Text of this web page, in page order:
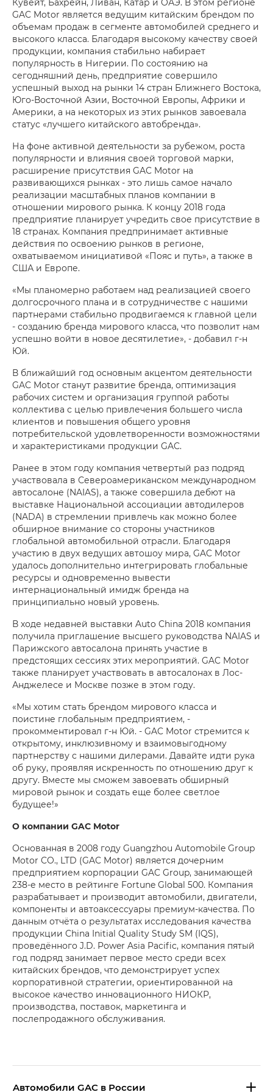
GAC Motor является ведущим китайским брендом по
объемам продаж в сегменте автомобилей среднего и
высокого класса. Благодаря высокому качеству своей
продукции, компания стабильно набирает
популярность в Нигерии. По состоянию на
сегодняшний день, предприятие совершило
успешный выход на рынки 14 стран Ближнего Востока,
Юго-Восточной Азии, Восточной Европы, Африки и
Америки, а на некоторых из этих рынков завоевала
статус «лучшего китайского автобренда».
На фоне активной деятельности за рубежом, роста
популярности и влияния своей торговой марки,
расширение присутствия GAC Motor на
развивающихся рынках - это лишь самое начало
реализации масштабных планов компании в
отношении мирового рынка. К концу 2018 года
предприятие планирует учредить свое присутствие в
18 странах. Компания предпринимает активные
действия по освоению рынков в регионе,
охватываемом инициативой «Пояс и путь», а также в
США и Европе.
«Мы планомерно работаем над реализацией своего
долгосрочного плана и в сотрудничестве с нашими
партнерами стабильно продвигаемся к главной цели
- созданию бренда мирового класса, что позволит нам
успешно войти в новое десятилетие», - добавил г-н
Юй.
В ближайший год основным акцентом деятельности
GAC Motor станут развитие бренда, оптимизация
рабочих систем и организация группой работы
коллектива с целью привлечения большего числа
клиентов и повышения общего уровня
потребительской удовлетворенности возможностями
и характеристиками продукции GAC.
Ранее в этом году компания четвертый раз подряд
участвовала в Североамериканском международном
автосалоне (NAIAS), а также совершила дебют на
выставке Национальной ассоциации автодилеров
(NADA) в стремлении привлечь как можно более
обширное внимание со стороны участников
глобальной автомобильной отрасли. Благодаря
участию в двух ведущих автошоу мира, GAC Motor
удалось дополнительно интегрировать глобальные
ресурсы и одновременно вывести
интернациональный имидж бренда на
принципиально новый уровень.
В ходе недавней выставки Auto China 2018 компания
получила приглашение высшего руководства NAIAS и
Парижского автосалона принять участие в
предстоящих сессиях этих мероприятий. GAC Motor
также планирует участвовать в автосалонах в Лос-
Анджелесе и Москве позже в этом году.
«Мы хотим стать брендом мирового класса и
поистине глобальным предприятием, -
прокомментировал г-н Юй. - GAC Motor стремится к
открытому, инклюзивному и взаимовыгодному
партнерству с нашими дилерами. Давайте идти рука
об руку, проявляя искренность по отношению друг к
другу. Вместе мы сможем завоевать обширный
мировой рынок и создать еще более светлое
будущее!»
О компании GAC Motor
Основанная в 2008 году Guangzhou Automobile Group
Motor CO., LTD (GAC Motor) является дочерним
предприятием корпорации GAC Group, занимающей
238-е место в рейтинге Fortune Global 500. Компания
разрабатывает и производит автомобили, двигатели,
компоненты и автоаксессуары премиум-качества. По
данным отчёта о результатах исследования качества
продукции China Initial Quality Study SM (IQS),
проведённого J.D. Power Asia Pacific, компания пятый
год подряд занимает первое место среди всех
китайских брендов, что демонстрирует успех
корпоративной стратегии, ориентированной на
высокое качество инновационного НИОКР,
производства, поставок, маркетинга и
послепродажного обслуживания.
Aвтомобили GAC в России